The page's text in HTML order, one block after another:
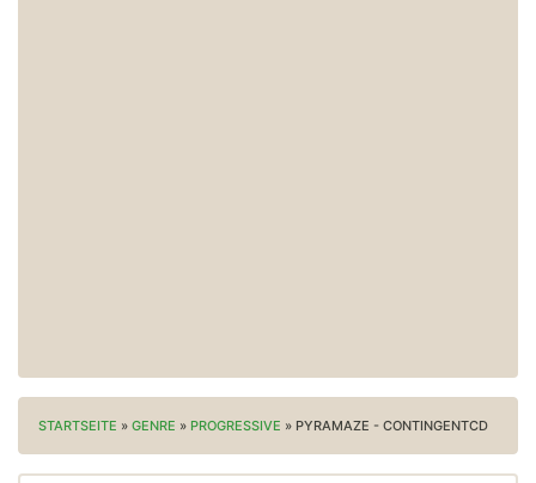
STARTSEITE » GENRE » PROGRESSIVE » PYRAMAZE - CONTINGENTCD